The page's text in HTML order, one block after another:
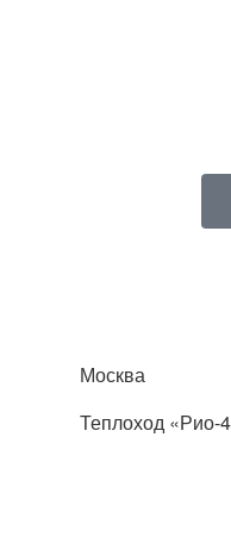
Москва
Теплоход «Рио-